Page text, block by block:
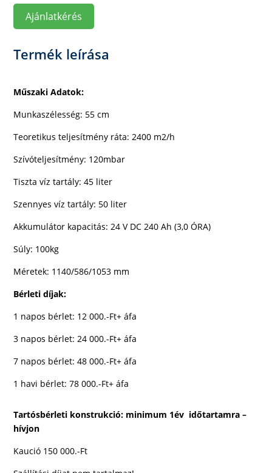
Ajánlatkérés
Termék leírása
Műszaki Adatok:
Munkaszélesség: 55 cm
Teoretikus teljesítmény ráta: 2400 m2/h
Szívóteljesítmény: 120mbar
Tiszta víz tartály: 45 liter
Szennyes víz tartály: 50 liter
Akkumulátor kapacitás:24 V DC 240 Ah (3,0 ÓRA)
Súly: 100kg
Méretek: 1140/586/1053 mm
Bérleti díjak:
1 napos bérlet: 12 000.-Ft+ áfa
3 napos bérlet: 24 000.-Ft+ áfa
7 napos bérlet: 48 000.-Ft+ áfa
1 havi bérlet: 78 000.-Ft+ áfa
Tartósbérleti konstrukció: minimum 1év időtartamra –
hívjon
Kaució 150 000.-Ft